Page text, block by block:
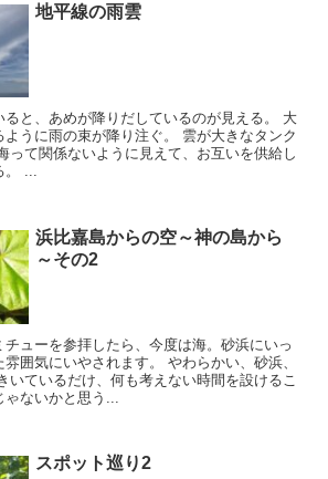
地平線の雨雲
と、あめが降りだしているのが見える。 大
ように雨の束が降り注ぐ。 雲が大きなタンク
って関係ないように見えて、お互いを供給し
。 ...
浜比嘉島からの空～神の島から
～その2
ューを参拝したら、今度は海。砂浜にいっ
囲気にいやされます。 やわらかい、砂浜、
いているだけ、何も考えない時間を設けるこ
ないかと思う...
スポット巡り2